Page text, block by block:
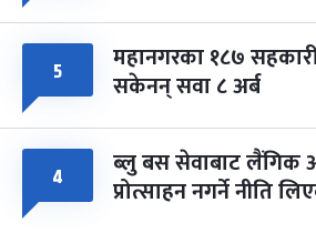
५ महानगरका १८७
सकेनन् सवा ८ अर्ब
४ ब्लु बस सेवाबाट लैंगिक
प्रोत्साहन नगर्ने नीति